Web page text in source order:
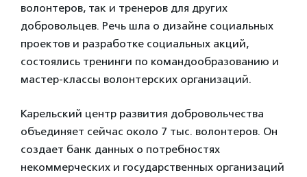
волонтеров, так и тренеров для других
добровольцев. Речь шла о дизайне социальных
проектов и разработке социальных акций,
состоялись тренинги по командообразованию и
мастер-классы волонтерских организаций.
Карельский центр развития добровольчества
объединяет сейчас около 7 тыс. волонтеров. Он
создает банк данных о потребностях
некоммерческих и государственных организаций